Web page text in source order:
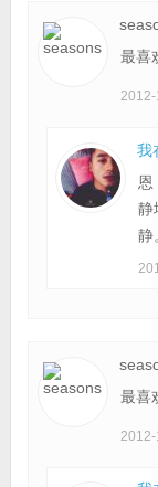
最喜
我
恩
静
静
最喜